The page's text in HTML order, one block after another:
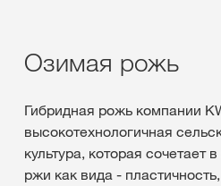
Озимая рожь
Гибридная рожь компании
высокотехнологичная
культура, которая сочетает
ржи как вида -